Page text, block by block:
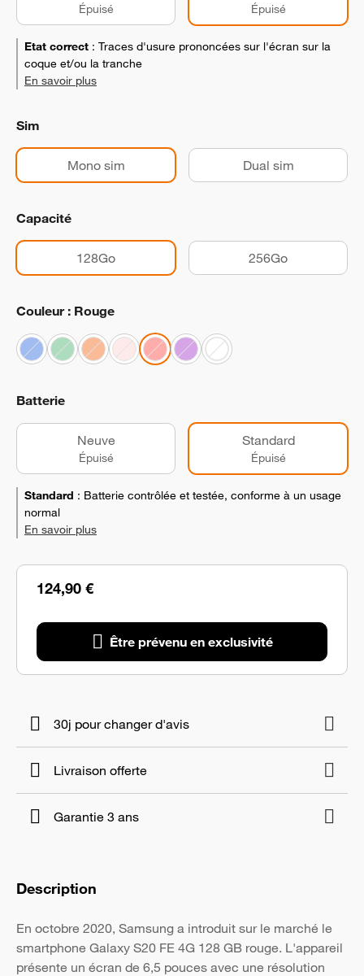
124,90 €
Être prévenu en exclusivité
Épuisé Épuisé
Etat correct : Traces d'usure prononcées sur l'écran sur la
coque et/ou la tranche
En savoir plus
Sim
Mono sim Dual sim
Capacité
128Go 256Go
Couleur : Rouge
Batterie
Neuve
Épuisé
Standard
Épuisé
Standard : Batterie contrôlée et testée, conforme à un usage
normal
En savoir plus
30j pour changer d'avis
Livraison offerte
Garantie 3 ans
Description
En octobre 2020, Samsung a introduit sur le marché le
smartphone Galaxy S20 FE 4G 128 GB rouge. L'appareil
présente un écran de 6,5 pouces avec une résolution